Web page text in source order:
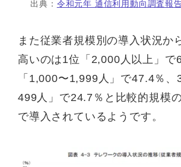
出典： 令和元年 通信利用動向調査報
また従業者規模別の導入状況か
高いのは1位「2,000人以上」で
「1,000〜1,999人」で47.4％、
499人」で24.7％と比較的規模
で導入されているようです。